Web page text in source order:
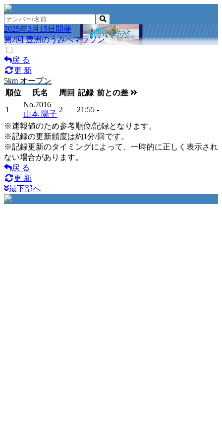
2025年3月15日開催
第2回 豊洲のうみべマラソン
戻 る
更 新
5km オープン
順位
氏名 周回 記録 前との差
1
No.7016
山本 陽子
2 21:55 -
※速報値のため参考順位/記録となります。
※記録の更新頻度は約1分/回です。
※記録更新のタイミングによって、一時的に正しく表示され
ない場合があります。
戻 る
更 新
最下部へ